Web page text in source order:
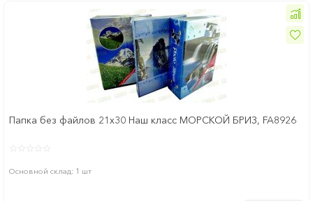
Папка без файлов 21x30 Наш класс МОРСКОЙ БРИЗ, FA8926
Основной склад: 1 шт